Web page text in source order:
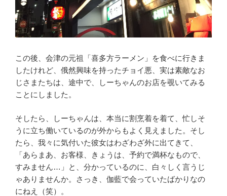
この後、会津の元祖「喜多方ラーメン」を食べに行きま
したけれど、俄然興味を持ったチョイ悪、実は素敵なお
じさまたちは、途中で、しーちゃんのお店を覗いてみる
ことにしました。
そしたら、しーちゃんは、本当に割烹着を着て、忙しそ
うに立ち働いているのが外からもよく見えました。そし
たら、我々に気付いた彼女はわざわざ外に出てきて、
「あらまあ、お客様、きょうは、予約で満杯なもので、
すみません…」と、分かっているのに、白々しく言うじ
ゃありませんか。さっき、伽藍で会っていたばかりなの
にねえ（笑）。